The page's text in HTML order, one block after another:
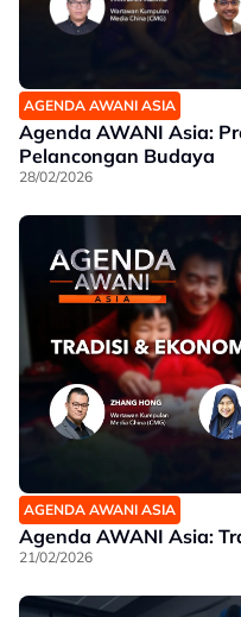
AGENDA AWANI ASIA
Agenda AWANI Asia:
Pelancongan Budaya
28/02/2026
AGENDA AWANI ASIA
Agenda AWANI Asia:
21/02/2026